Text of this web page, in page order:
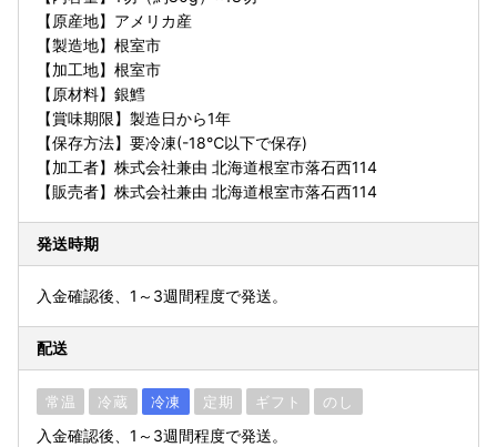
【原産地】アメリカ産
【製造地】根室市
【加工地】根室市
【原材料】銀鱈
【賞味期限】製造日から1年
【保存方法】要冷凍(-18℃以下で保存)
【加工者】株式会社兼由 北海道根室市落石西114
【販売者】株式会社兼由 北海道根室市落石西114
発送時期
入金確認後、1～3週間程度で発送。
配送
常温 冷蔵 冷凍 定期 ギフト のし
入金確認後、1～3週間程度で発送。